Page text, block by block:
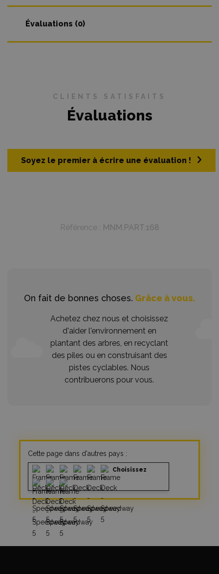
Évaluations (0)
CLIENTS SATISFAITS
Évaluations
Soyez le premier à écrire une évaluation !
Référence : MNM.PART.168
On fait de bonnes choses. Grâce à vous.
Achetez chez nous et choisissez
d'aider l'environnement en
plantant des arbres, en recyclant
des piles ou en construisant des
pistes cyclables. Nous
contribuerons pour vous.
Cette page dans d'autres pays :
Choisissez